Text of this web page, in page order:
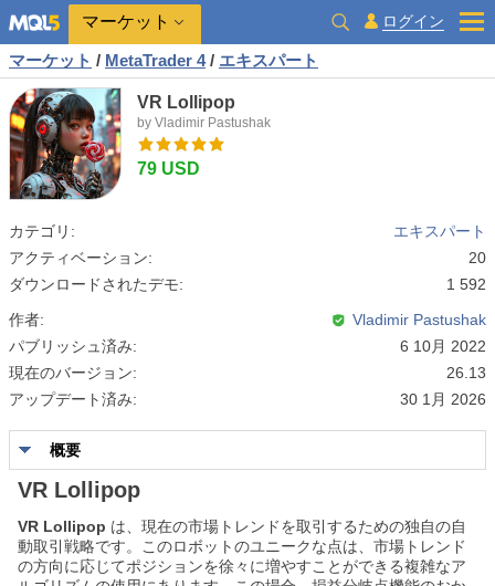
マーケット ログイン
マーケット / MetaTrader 4 / エキスパート
VR Lollipop
by Vladimir Pastushak
79 USD
カテゴリ:
エキスパート
アクティベーション:
20
ダウンロードされたデモ:
1 592
作者:
Vladimir Pastushak
パブリッシュ済み:
6 10月 2022
現在のバージョン:
26.13
アップデート済み:
30 1月 2026
概要
VR Lollipop
VR Lollipop は、現在の市場トレンドを取引するための独自の自
動取引戦略です。このロボットのユニークな点は、市場トレンド
の方向に応じてポジションを徐々に増やすことができる複雑なア